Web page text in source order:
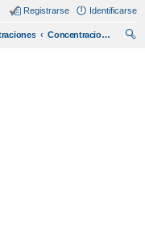
Identificarse
Registrarse
Concentraciones